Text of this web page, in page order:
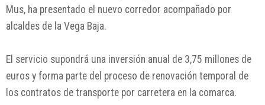
Mus, ha presentado el nuevo corredor acompañado por
alcaldes de la Vega Baja.
El servicio supondrá una inversión anual de 3,75 millones de
euros y forma parte del proceso de renovación temporal de
los contratos de transporte por carretera en la comarca.